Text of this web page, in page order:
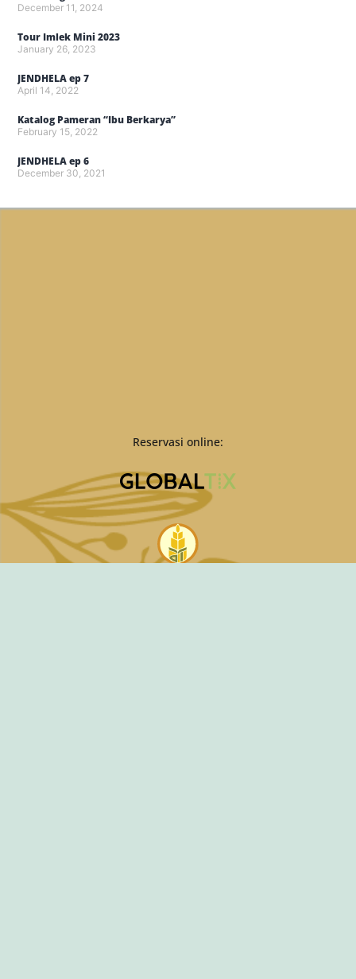
December 11, 2024
Tour Imlek Mini 2023
January 26, 2023
JENDHELA ep 7
April 14, 2022
Katalog Pameran “Ibu Berkarya”
February 15, 2022
JENDHELA ep 6
December 30, 2021
Reservasi online: